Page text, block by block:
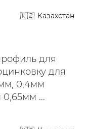
Казахстан
для
для
0,4мм
...